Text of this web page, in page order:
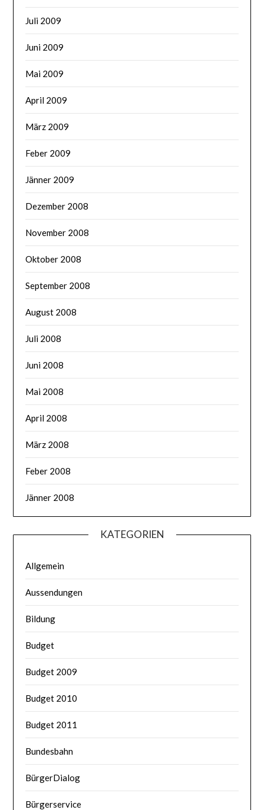
Juli 2009
Juni 2009
Mai 2009
April 2009
März 2009
Feber 2009
Jänner 2009
Dezember 2008
November 2008
Oktober 2008
September 2008
August 2008
Juli 2008
Juni 2008
Mai 2008
April 2008
März 2008
Feber 2008
Jänner 2008
KATEGORIEN
Allgemein
Aussendungen
Bildung
Budget
Budget 2009
Budget 2010
Budget 2011
Bundesbahn
BürgerDialog
Bürgerservice